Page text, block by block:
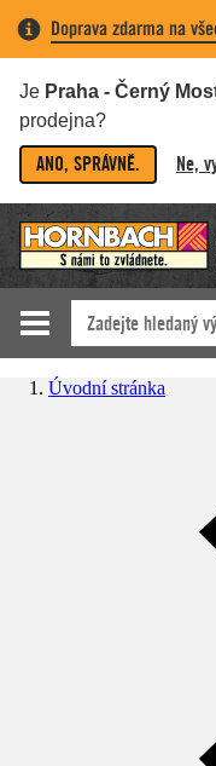
Doprava zdarma na
Je Praha - Černý
prodejna?
ANO, SPRÁVNĚ. Ne,
Úvodní stránka